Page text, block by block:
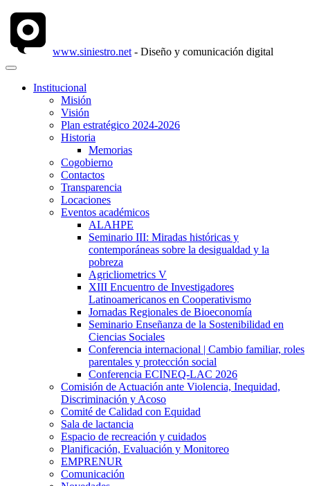
www.siniestro.net - Diseño y comunicación digital
Institucional
Misión
Visión
Plan estratégico 2024-2026
Historia
Memorias
Cogobierno
Contactos
Transparencia
Locaciones
Eventos académicos
ALAHPE
Seminario III: Miradas históricas y
contemporáneas sobre la desigualdad y la
pobreza
Agricliometrics V
XIII Encuentro de Investigadores
Latinoamericanos en Cooperativismo
Jornadas Regionales de Bioeconomía
Seminario Enseñanza de la Sostenibilidad en
Ciencias Sociales
Conferencia internacional | Cambio familiar, roles
parentales y protección social
Conferencia ECINEQ-LAC 2026
Comisión de Actuación ante Violencia, Inequidad,
Discriminación y Acoso
Comité de Calidad con Equidad
Sala de lactancia
Espacio de recreación y cuidados
Planificación, Evaluación y Monitoreo
EMPRENUR
Comunicación